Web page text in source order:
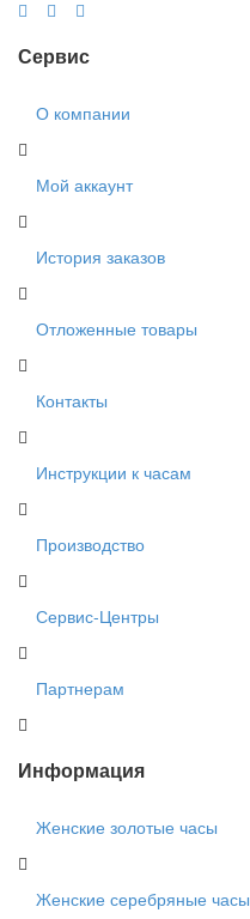
Сервис
О компании
Мой аккаунт
История заказов
Отложенные товары
Контакты
Инструкции к часам
Производство
Сервис-Центры
Партнерам
Информация
Женские золотые часы
Женские серебряные часы